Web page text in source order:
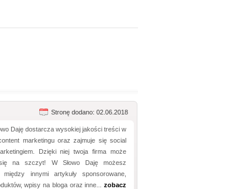
Stronę dodano: 02.06.2018
Daję dostarcza wysokiej jakości treści w
marketingu oraz zajmuje się social
Dzięki niej twoja firma może
na szczyt! W Słowo Daję możesz
między innymi artykuły sponsorowane,
wpisy na bloga oraz inne... zobacz